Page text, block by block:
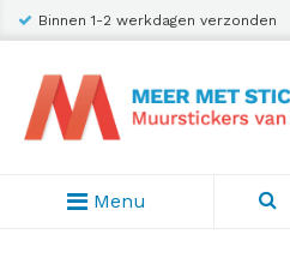
Binnen 1-2 werkdagen verzonden
Menu